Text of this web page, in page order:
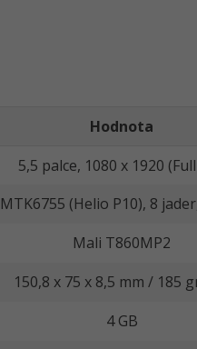
Hodnota
5,5 palce, 1080 x 1920
MTK6755 (Helio P10), 8
Mali T860MP2
150,8 x 75 x 8,5 mm / 185
4 GB